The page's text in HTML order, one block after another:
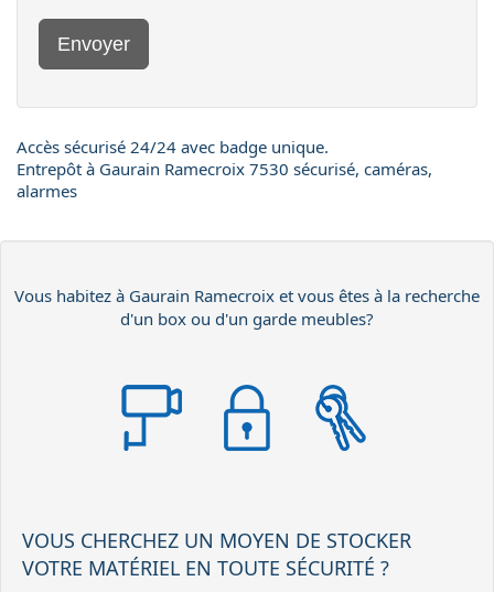
Envoyer
Accès sécurisé 24/24 avec badge unique.
Entrepôt à Gaurain Ramecroix 7530 sécurisé, caméras,
alarmes
Vous habitez à Gaurain Ramecroix et vous êtes à la recherche
d'un box ou d'un garde meubles?
VOUS CHERCHEZ UN MOYEN DE STOCKER
VOTRE MATÉRIEL EN TOUTE SÉCURITÉ ?